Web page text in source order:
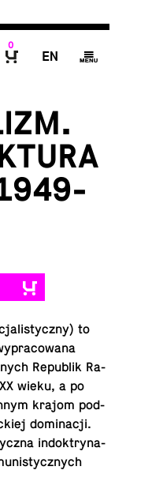
0
E g
to
Re­pu­blik Ra­
wieku, a po
krajom pod­
do­mi­na­cji.
in­dok­try­na­